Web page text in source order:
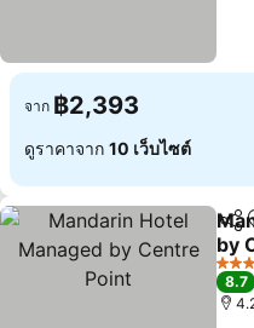
จาก ฿2,393
ดูราคาจาก 10 เว็บไซต์
แชร์
by
4 ดาว
8.7